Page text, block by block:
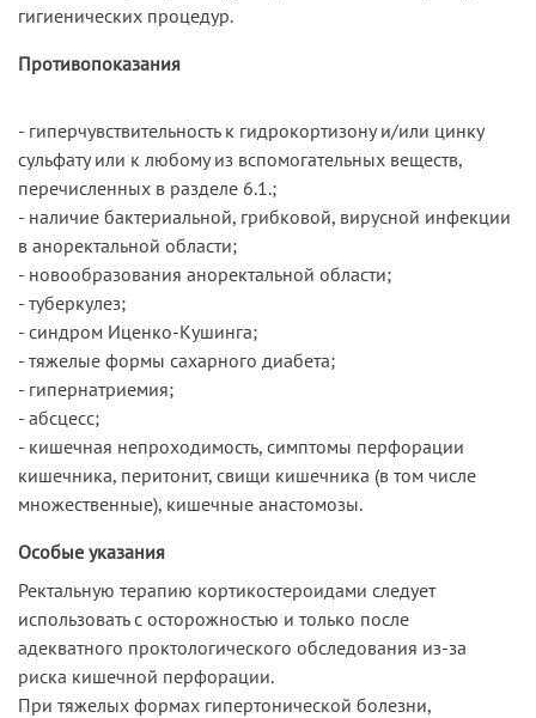
гигиенических процедур.
Противопоказания
- гиперчувствительность к гидрокортизону и/или цинку
сульфату или к любому из вспомогательных веществ,
перечисленных в разделе 6.1.;
- наличие бактериальной, грибковой, вирусной инфекции
в аноректальной области;
- новообразования аноректальной области;
- туберкулез;
- синдром Иценко-Кушинга;
- тяжелые формы сахарного диабета;
- гипернатриемия;
- абсцесс;
- кишечная непроходимость, симптомы перфорации
кишечника, перитонит, свищи кишечника (в том числе
множественные), кишечные анастомозы.
Особые указания
Ректальную терапию кортикостероидами следует
использовать с осторожностью и только после
адекватного проктологического обследования из-за
риска кишечной перфорации.
При тяжелых формах гипертонической болезни,